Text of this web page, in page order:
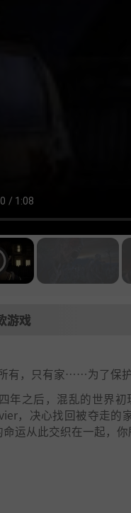
游戏
有，只有家……为了保
年之后，混乱的世界
，决心找回被夺走的
运从此交织在一起，